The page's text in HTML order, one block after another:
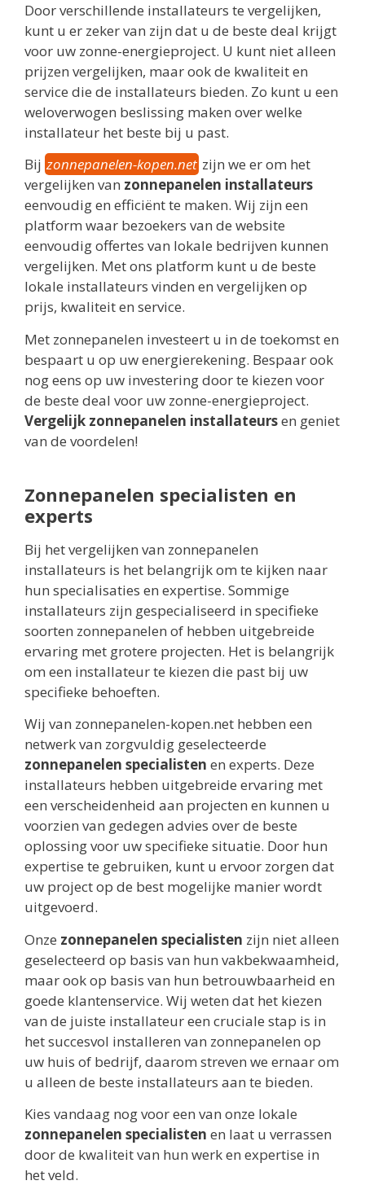
Door verschillende installateurs te vergelijken,
kunt u er zeker van zijn dat u de beste deal krijgt
voor uw zonne-energieproject. U kunt niet alleen
prijzen vergelijken, maar ook de kwaliteit en
service die de installateurs bieden. Zo kunt u een
weloverwogen beslissing maken over welke
installateur het beste bij u past.
Bij zonnepanelen-kopen.net zijn we er om het
vergelijken van zonnepanelen installateurs
eenvoudig en efficiënt te maken. Wij zijn een
platform waar bezoekers van de website
eenvoudig offertes van lokale bedrijven kunnen
vergelijken. Met ons platform kunt u de beste
lokale installateurs vinden en vergelijken op
prijs, kwaliteit en service.
Met zonnepanelen investeert u in de toekomst en
bespaart u op uw energierekening. Bespaar ook
nog eens op uw investering door te kiezen voor
de beste deal voor uw zonne-energieproject.
Vergelijk zonnepanelen installateursen geniet
van de voordelen!
Zonnepanelen specialisten en
experts
Bij het vergelijken van zonnepanelen
installateurs is het belangrijk om te kijken naar
hun specialisaties en expertise. Sommige
installateurs zijn gespecialiseerd in specifieke
soorten zonnepanelen of hebben uitgebreide
ervaring met grotere projecten. Het is belangrijk
om een installateur te kiezen die past bij uw
specifieke behoeften.
Wij van zonnepanelen-kopen.net hebben een
netwerk van zorgvuldig geselecteerde
zonnepanelen specialisten en experts. Deze
installateurs hebben uitgebreide ervaring met
een verscheidenheid aan projecten en kunnen u
voorzien van gedegen advies over de beste
oplossing voor uw specifieke situatie. Door hun
expertise te gebruiken, kunt u ervoor zorgen dat
uw project op de best mogelijke manier wordt
uitgevoerd.
Onze zonnepanelen specialisten zijn niet alleen
geselecteerd op basis van hun vakbekwaamheid,
maar ook op basis van hun betrouwbaarheid en
goede klantenservice. Wij weten dat het kiezen
van de juiste installateur een cruciale stap is in
het succesvol installeren van zonnepanelen op
uw huis of bedrijf, daarom streven we ernaar om
u alleen de beste installateurs aan te bieden.
Kies vandaag nog voor een van onze lokale
zonnepanelen specialisten en laat u verrassen
door de kwaliteit van hun werk en expertise in
het veld.